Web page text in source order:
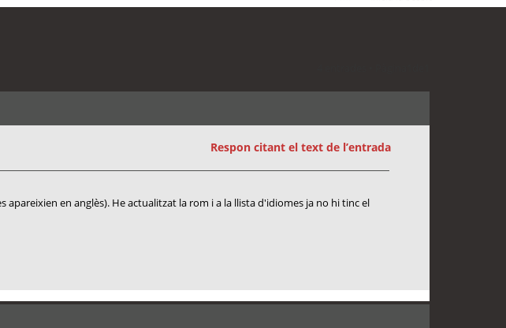
Respon citant el text de l’entrada
en anglès). He actualitzat la rom i a la llista d'idiomes ja no hi tinc el